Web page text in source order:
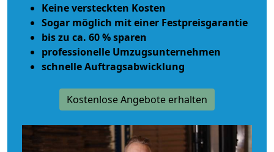
Keine versteckten Kosten
Sogar möglich mit einer Festpreisgarantie
bis zu ca. 60 % sparen
professionelle Umzugsunternehmen
schnelle Auftragsabwicklung
Kostenlose Angebote erhalten